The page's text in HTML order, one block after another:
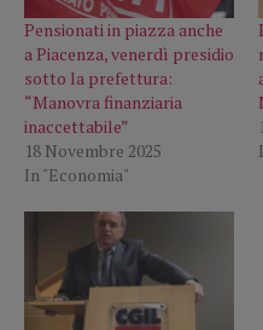
Pensionati in piazza anche
a Piacenza, venerdì presidio
sotto la prefettura:
“Manovra finanziaria
inaccettabile”
18 Novembre 2025
In "Economia"